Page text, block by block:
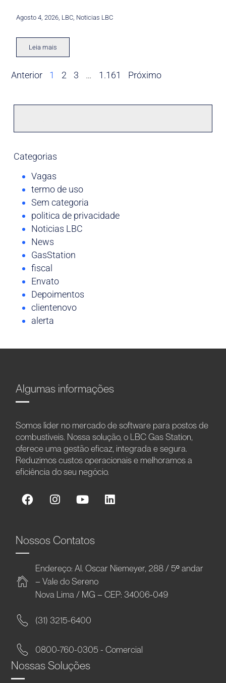
Agosto 4, 2026 LBC Noticias LBC
Leia mais
Anterior 1 2 3 … 1.161 Próximo
Categorias
Vagas
termo de uso
Sem categoria
politica de privacidade
Noticias LBC
News
GasStation
fiscal
Envato
Depoimentos
clientenovo
alerta
Algumas informações
Somos líder no mercado de software para postos de
combustíveis. Nossa solução, o LBC Gas Station,
oferece uma gestão eficaz, integrada e segura.
Reduzimos custos operacionais e melhoramos a
eficiência do seu negócio.
Nossos Contatos
Endereço: Al. Oscar Niemeyer, 288 / 5º andar
– Vale do Sereno
Nova Lima / MG – CEP: 34006-049
(31) 3215-6400
0800-760-0305 - Comercial
Nossas Soluções